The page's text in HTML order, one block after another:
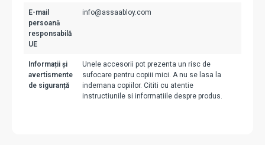
E-mail
persoană
responsabilă
UE
info@assaabloy.com
Informații și
avertismente
de siguranță
Unele accesorii pot prezenta un risc de
sufocare pentru copiii mici. A nu se lasa la
indemana copiilor. Cititi cu atentie
instructiunile si informatiile despre produs.